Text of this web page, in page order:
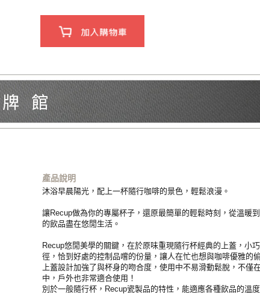
產品說明
沐浴早晨陽光，配上一杯隨行咖啡的景色，輕鬆浪漫。
讓Recup做為你的專屬杯子，還原最簡單的輕鬆時刻，從溫暖
的飲品盡在悠閒生活。
Recup悠閒美學的關鍵，在於原味重現隨行杯經典的上蓋，小
徑，恰到好處的控制品嚐的份量，讓人在忙也想與咖啡優雅的
上蓋設計加強了與杯身的吻合度，使用中不易滑動鬆脫，不僅
中，戶外也非常適合使用！
別於一般隨行杯，Recup瓷製品的特性，能適應各種飲品的溫